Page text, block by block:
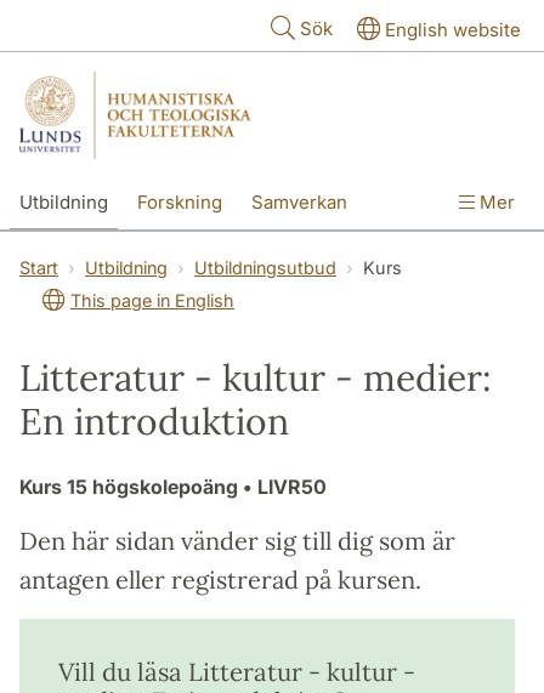
Sök English website
Utbildning Forskning Samverkan Mer
Start Utbildning Utbildningsutbud
Kurs
This page in English
Litteratur - kultur - medier:
En introduktion
Kurs 15 högskolepoäng • LIVR50
Den här sidan vänder sig till dig som är
antagen eller registrerad på kursen.
Vill du läsa Litteratur - kultur -